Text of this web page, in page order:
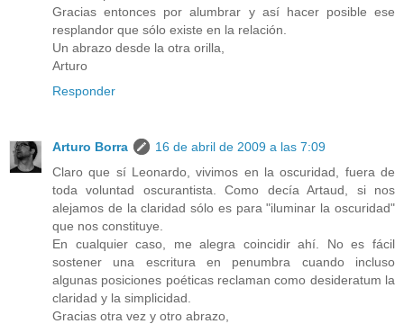
Gracias entonces por alumbrar y así hacer posible ese
resplandor que sólo existe en la relación.
Un abrazo desde la otra orilla,
Arturo
Responder
Arturo Borra
16 de abril de 2009 a las 7:09
Claro que sí Leonardo, vivimos en la oscuridad, fuera de
toda voluntad oscurantista. Como decía Artaud, si nos
alejamos de la claridad sólo es para "iluminar la oscuridad"
que nos constituye.
En cualquier caso, me alegra coincidir ahí. No es fácil
sostener una escritura en penumbra cuando incluso
algunas posiciones poéticas reclaman como desideratum la
claridad y la simplicidad.
Gracias otra vez y otro abrazo,